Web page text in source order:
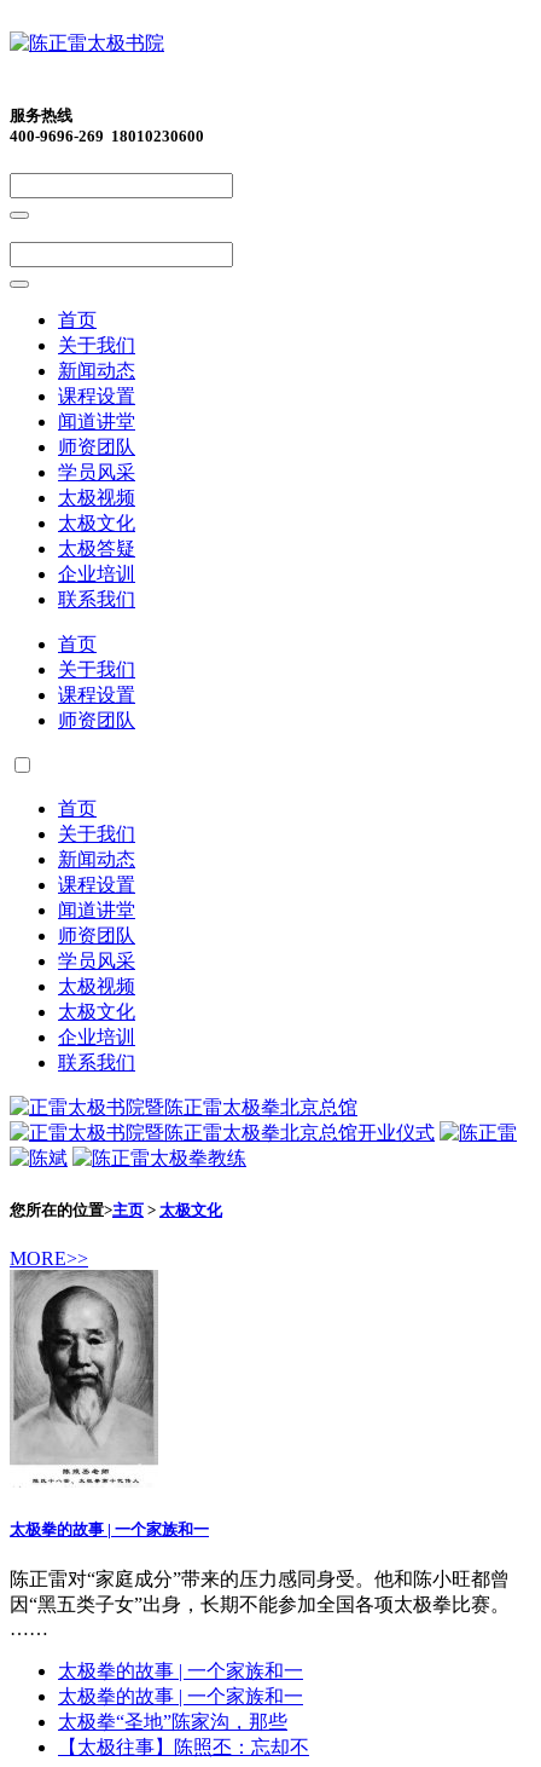
服务热线
400-9696-269 18010230600
首页
关于我们
新闻动态
课程设置
闻道讲堂
师资团队
学员风采
太极视频
太极文化
太极答疑
企业培训
联系我们
首页
关于我们
课程设置
师资团队
首页
关于我们
新闻动态
课程设置
闻道讲堂
师资团队
学员风采
太极视频
太极文化
企业培训
联系我们
您所在的位置>主页 > 太极文化
MORE>>
太极拳的故事 | 一个家族和一
陈正雷对“家庭成分”带来的压力感同身受。他和陈小旺都曾
因“黑五类子女”出身，长期不能参加全国各项太极拳比赛。
……
太极拳的故事 | 一个家族和一
太极拳的故事 | 一个家族和一
太极拳“圣地”陈家沟，那些
【太极往事】陈照丕：忘却不